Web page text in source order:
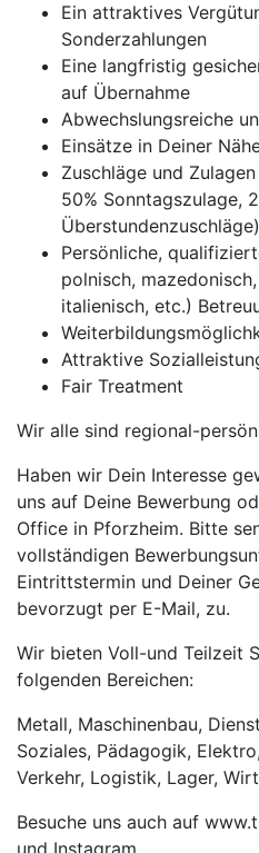
Ein attraktives
Sonderzahlungen
Eine langfristig
auf Übernahme
Abwechslungsreiche
Einsätze in Deiner
Zuschläge und
50% Sonntagszulage,
Überstundenzuschläge)
Persönliche,
polnisch,
italienisch, etc.)
Attraktive
Fair Treatment
Wir alle sind regional-
Haben wir Dein Interesse
uns auf Deine Bewerbung
Office in Pforzheim. Bitte
vollständigen
Eintrittstermin und Deiner
bevorzugt per E-Mail, zu.
Wir bieten Voll-und Teilzeit
folgenden Bereichen:
Metall, Maschinenbau,
Soziales, Pädagogik,
Verkehr, Logistik, Lager,
Besuche uns auch auf
und Instagram